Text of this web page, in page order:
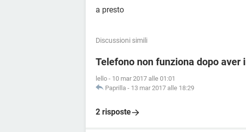
a presto
Discussioni simili
Telefono non funziona dopo
lello - 10 mar 2017 alle 01:01
Paprilla - 13 mar 2017 alle 18:29
2 risposte